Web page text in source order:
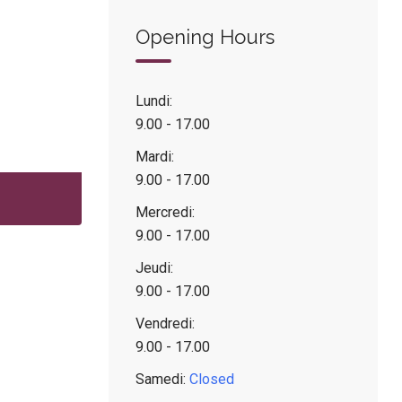
Opening Hours
Lundi:
9.00 - 17.00
Mardi:
9.00 - 17.00
Mercredi:
9.00 - 17.00
Jeudi:
9.00 - 17.00
Vendredi:
9.00 - 17.00
Samedi: Closed